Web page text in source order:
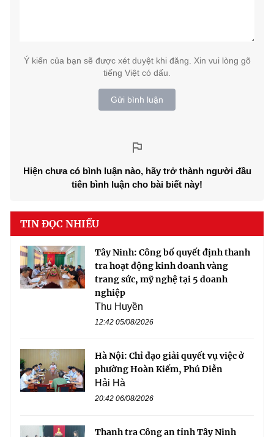
Ý kiến của bạn sẽ được xét duyệt khi đăng. Xin vui lòng gõ
tiếng Việt có dấu.
Gửi bình luận
Hiện chưa có bình luận nào, hãy trở thành người đầu
tiên bình luận cho bài biết này!
TIN ĐỌC NHIỀU
Tây Ninh: Công bố quyết định thanh
tra hoạt động kinh doanh vàng
trang sức, mỹ nghệ tại 5 doanh
nghiệp
Thu Huyền
12:42 05/08/2026
Hà Nội: Chỉ đạo giải quyết vụ việc ở
phường Hoàn Kiếm, Phú Diễn
Hải Hà
20:42 06/08/2026
Thanh tra Công an tỉnh Tây Ninh